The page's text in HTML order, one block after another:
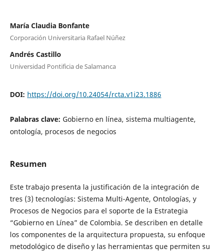
María Claudia Bonfante
Corporación Universitaria Rafael Núñez
Andrés Castillo
Universidad Pontificia de Salamanca
DOI: https://doi.org/10.24054/rcta.v1i23.1886
Palabras clave: Gobierno en línea, sistema multiagente,
ontología, procesos de negocios
Resumen
Este trabajo presenta la justificación de la integración de
tres (3) tecnologías: Sistema Multi-Agente, Ontologías, y
Procesos de Negocios para el soporte de la Estrategia
“Gobierno en Línea” de Colombia. Se describen en detalle
los componentes de la arquitectura propuesta, su enfoque
metodológico de diseño y las herramientas que permiten su